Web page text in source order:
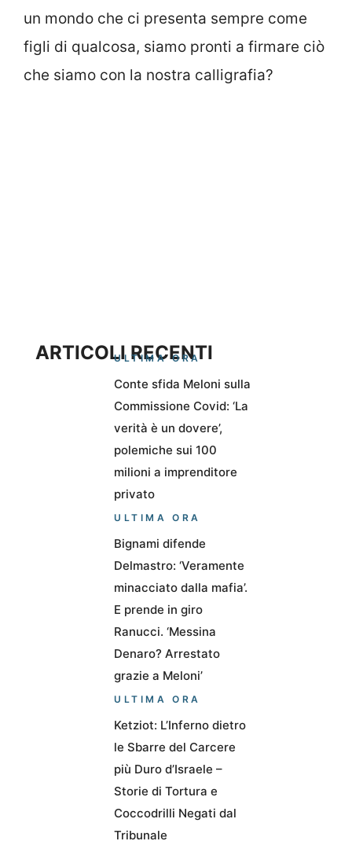
un mondo che ci presenta sempre come
figli di qualcosa, siamo pronti a firmare ciò
che siamo con la nostra calligrafia?
ARTICOLI RECENTI
ULTIMA ORA
Conte sfida Meloni sulla
Commissione Covid: ‘La
verità è un dovere’,
polemiche sui 100
milioni a imprenditore
privato
ULTIMA ORA
Bignami difende
Delmastro: ‘Veramente
minacciato dalla mafia’.
E prende in giro
Ranucci. ‘Messina
Denaro? Arrestato
grazie a Meloni’
ULTIMA ORA
Ketziot: L’Inferno dietro
le Sbarre del Carcere
più Duro d’Israele –
Storie di Tortura e
Coccodrilli Negati dal
Tribunale